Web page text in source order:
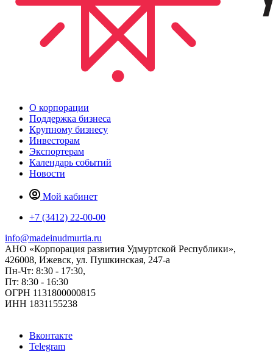
О корпорации
Поддержка бизнеса
Крупному бизнесу
Инвесторам
Экспортерам
Календарь событий
Новости
Мой кабинет
+7 (3412) 22-00-00
info@madeinudmurtia.ru
АНО «Корпорация развития Удмуртской Республики»,
426008, Ижевск, ул. Пушкинская, 247-а
Пн-Чт: 8:30 - 17:30,
Пт: 8:30 - 16:30
ОГРН 1131800000815
ИНН 1831155238
Вконтакте
Telegram